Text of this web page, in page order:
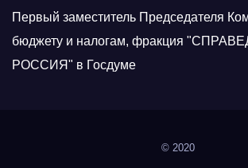
Первый заместитель Председателя
бюджету и налогам, фракция
РОССИЯ" в Госдуме
© 2020